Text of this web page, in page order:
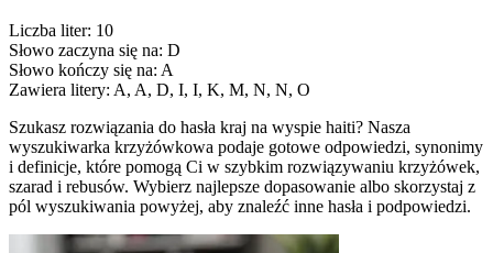
Liczba liter: 10
Słowo zaczyna się na: D
Słowo kończy się na: A
Zawiera litery: A, A, D, I, I, K, M, N, N, O
Szukasz rozwiązania do hasła kraj na wyspie haiti? Nasza
wyszukiwarka krzyżówkowa podaje gotowe odpowiedzi, synonimy
i definicje, które pomogą Ci w szybkim rozwiązywaniu krzyżówek,
szarad i rebusów. Wybierz najlepsze dopasowanie albo skorzystaj z
pól wyszukiwania powyżej, aby znaleźć inne hasła i podpowiedzi.